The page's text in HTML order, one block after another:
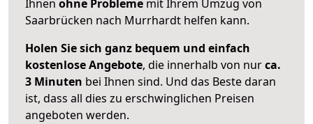
Ihnen ohne Probleme mit Ihrem Umzug von
Saarbrücken nach Murrhardt helfen kann.
Holen Sie sich ganz bequem und einfach
kostenlose Angebote, die innerhalb von nurca.
3 Minuten bei Ihnen sind. Und das Beste daran
ist, dass all dies zu erschwinglichen Preisen
angeboten werden.